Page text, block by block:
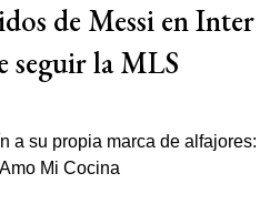
de Messi en Inter
seguir la MLS